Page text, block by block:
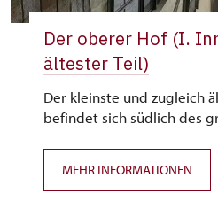
Der oberer Hof (I.
ältester Teil)
Der kleinste und zugleich
befindet sich südlich des
MEHR INFORMATIONEN